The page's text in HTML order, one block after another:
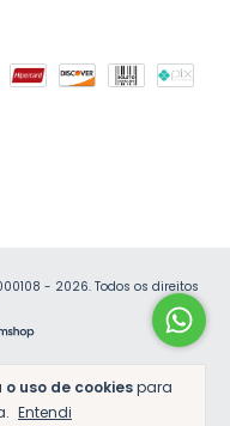
uso de cookiespara
Entendi
- 2026. Todos os direitos